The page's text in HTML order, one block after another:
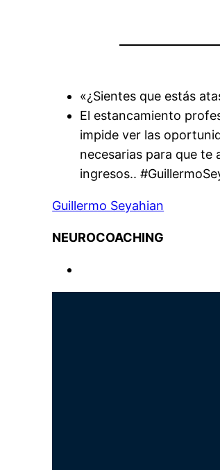
«¿Sientes que estás
El estancamiento
impide ver las
necesarias para que te
ingresos..
Guillermo Seyahian
NEUROCOACHING